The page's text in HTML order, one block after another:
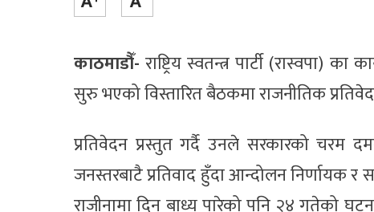
काठमाडौँ- राष्ट्रिय स्वतन्त्र पार्टी (रास्वपा)
सुरु भएको विस्तारित बैठकमा राजनीतिक
प्रतिवेदन प्रस्तुत गर्दै उनले सरकारको चरम
जनस्तरबाटै प्रतिवाद हुँदा आन्दोलन निर्णायक